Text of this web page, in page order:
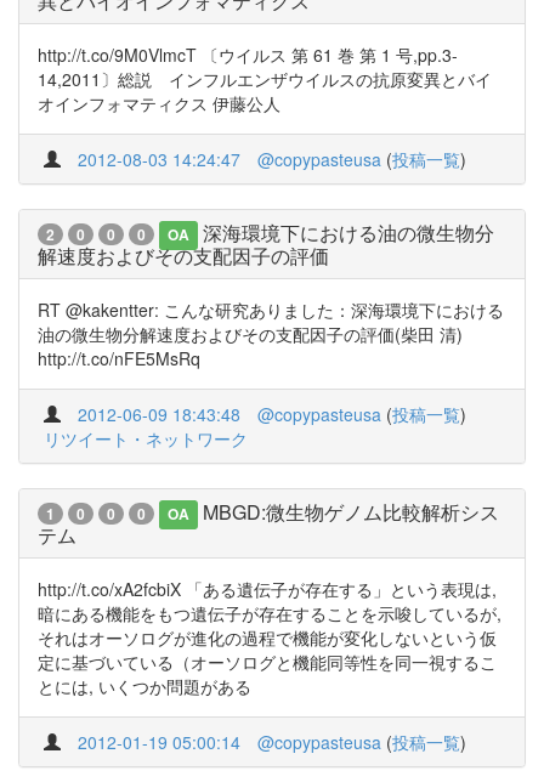
http://t.co/9M0VlmcT 〔ウイルス 第 61 巻 第 1 号,pp.3-
14,2011〕総説 インフルエンザウイルスの抗原変異とバイ
オインフォマティクス 伊藤公人
2012-08-03 14:24:47 @copypasteusa (投稿一覧)
2 0 0 0 OA
深海環境下における油の微生物分
解速度およびその支配因子の評価
RT @kakentter: こんな研究ありました：深海環境下における
油の微生物分解速度およびその支配因子の評価(柴田 清)
http://t.co/nFE5MsRq
2012-06-09 18:43:48 @copypasteusa (投稿一覧)
リツイート・ネットワーク
1 0 0 0 OA
MBGD:微生物ゲノム比較解析シス
テム
http://t.co/xA2fcbiX 「ある遺伝子が存在する」という表現は,
暗にある機能をもつ遺伝子が存在することを示唆しているが,
それはオーソログが進化の過程で機能が変化しないという仮
定に基づいている（オーソログと機能同等性を同一視するこ
とには, いくつか問題がある
2012-01-19 05:00:14 @copypasteusa (投稿一覧)